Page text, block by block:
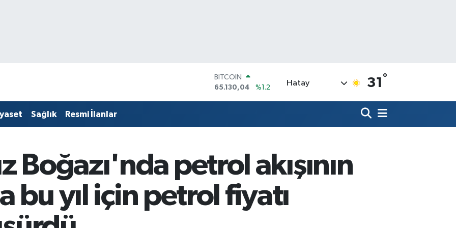
DOLAR
47,7106
%0.17
64,4046
%0.35
BİST100
13.773
%-19
65.130,04
%1.2
Hatay 31 °
Sağlık Resmi İlanlar
Boğazı'nda petrol akışının
bu yıl için petrol fiyatı